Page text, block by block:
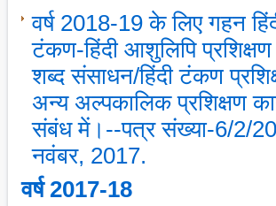
वर्ष 2018-19 के लिए गहन
टंकण-हिंदी आशुलिपि प्रशिक्षण
शब्‍द संसाधन/हिंदी टंकण
अन्‍य अल्‍पकालिक प्रशिक्षण
संबंध में।--पत्र संख्‍या-6/2/
नवंबर, 2017.
वर्ष 2017-18